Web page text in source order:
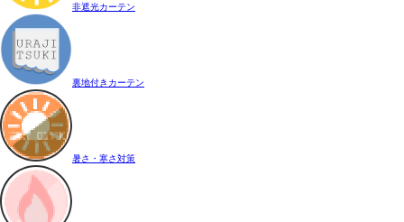
非遮光カーテン
裏地付きカーテン
暑さ・寒さ対策